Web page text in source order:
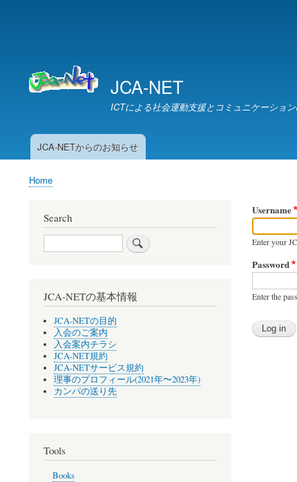
JCA-NET
ICTによる社会運動支援とコミュニケーション
ら
JCA-NETからのお知らせ
Breadcrumb
Home
Username
Enter your
Password
Enter the
Search
Search
JCA-NETの基本情報
JCA-NETの目的
入会のご案内
入会案内チラシ
JCA-NET規約
JCA-NETサービス規約
理事のプロフィール(2021年〜2023年)
カンパの送り先
Tools
Books